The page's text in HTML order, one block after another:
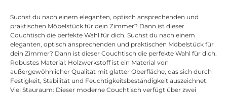
Suchst du nach einem eleganten, optisch ansprechenden und
praktischen Möbelstück für dein Zimmer? Dann ist dieser
Couchtisch die perfekte Wahl für dich. Suchst du nach einem
eleganten, optisch ansprechenden und praktischen Möbelstück für
dein Zimmer? Dann ist dieser Couchtisch die perfekte Wahl für dich.
Robustes Material: Holzwerkstoff ist ein Material von
außergewöhnlicher Qualität mit glatter Oberfläche, das sich durch
Festigkeit, Stabilität und Feuchtigkeitsbeständigkeit auszeichnet.
Viel Stauraum: Dieser moderne Couchtisch verfügt über zwei